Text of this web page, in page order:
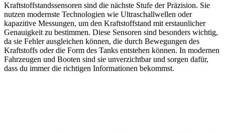
Kraftstoffstandssensoren sind die nächste Stufe der Präzision. Sie
nutzen modernste Technologien wie Ultraschallwellen oder
kapazitive Messungen, um den Kraftstoffstand mit erstaunlicher
Genauigkeit zu bestimmen. Diese Sensoren sind besonders wichtig,
da sie Fehler ausgleichen können, die durch Bewegungen des
Kraftstoffs oder die Form des Tanks entstehen können. In modernen
Fahrzeugen und Booten sind sie unverzichtbar und sorgen dafür,
dass du immer die richtigen Informationen bekommst.